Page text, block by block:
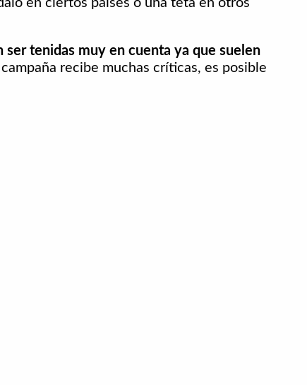
tenidas muy en cuenta ya que suelen
recibe muchas críticas, es posible